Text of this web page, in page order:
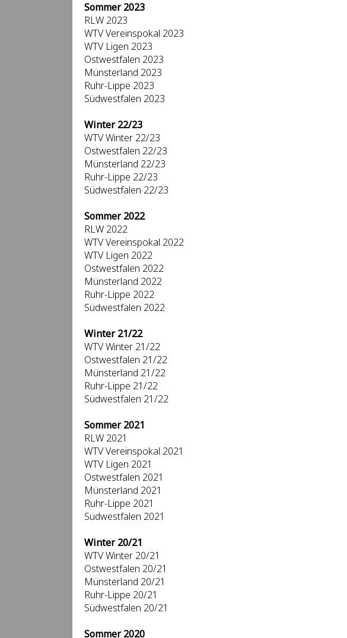
Sommer 2023
RLW 2023
WTV Vereinspokal 2023
WTV Ligen 2023
Ostwestfalen 2023
Münsterland 2023
Ruhr-Lippe 2023
Südwestfalen 2023
Winter 22/23
WTV Winter 22/23
Ostwestfalen 22/23
Münsterland 22/23
Ruhr-Lippe 22/23
Südwestfalen 22/23
Sommer 2022
RLW 2022
WTV Vereinspokal 2022
WTV Ligen 2022
Ostwestfalen 2022
Münsterland 2022
Ruhr-Lippe 2022
Südwestfalen 2022
Winter 21/22
WTV Winter 21/22
Ostwestfalen 21/22
Münsterland 21/22
Ruhr-Lippe 21/22
Südwestfalen 21/22
Sommer 2021
RLW 2021
WTV Vereinspokal 2021
WTV Ligen 2021
Ostwestfalen 2021
Münsterland 2021
Ruhr-Lippe 2021
Südwestfalen 2021
Winter 20/21
WTV Winter 20/21
Ostwestfalen 20/21
Münsterland 20/21
Ruhr-Lippe 20/21
Südwestfalen 20/21
Sommer 2020